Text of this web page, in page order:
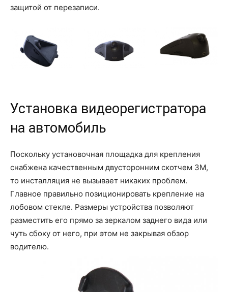
защитой от перезаписи.
Установка видеорегистратора
на автомобиль
Поскольку установочная площадка для крепления
снабжена качественным двусторонним скотчем 3M,
то инсталляция не вызывает никаких проблем.
Главное правильно позиционировать крепление на
лобовом стекле. Размеры устройства позволяют
разместить его прямо за зеркалом заднего вида или
чуть сбоку от него, при этом не закрывая обзор
водителю.